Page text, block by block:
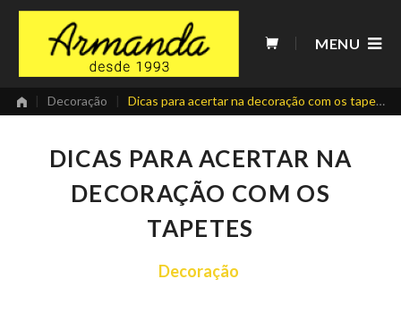
Skip
content
MENU
| Decoração | Dicas para acertar na decoração com os tapetes
DICAS PARA ACERTAR NA
DECORAÇÃO COM OS
TAPETES
Decoração